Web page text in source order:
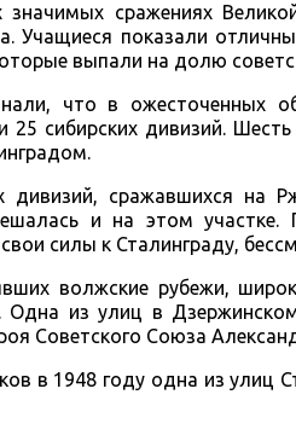
сражениях
Учащиеся показали
выпали на долю
что в ожесточенных
25 сибирских дивизий.
сражавшихся на
и на этом участке.
силы к Сталинграду,
волжские рубежи,
Одна из улиц в
Советского Союза
в 1948 году одна из улиц